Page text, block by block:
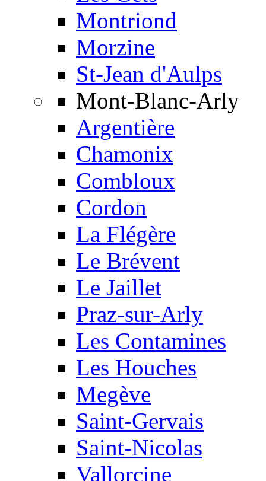
Montriond
Morzine
St-Jean d'Aulps
Mont-Blanc-Arly
Argentière
Chamonix
Combloux
Cordon
La Flégère
Le Brévent
Le Jaillet
Praz-sur-Arly
Les Contamines
Les Houches
Megève
Saint-Gervais
Saint-Nicolas
Vallorcine